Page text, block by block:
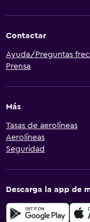
Contactar
Ayuda/Preguntas
Prensa
Más
Tasas de aerolíneas
Aerolíneas
Seguridad
Descarga la app de